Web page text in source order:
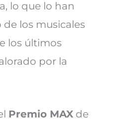
lo que lo han
los musicales
los últimos
por la
Premio MAXde